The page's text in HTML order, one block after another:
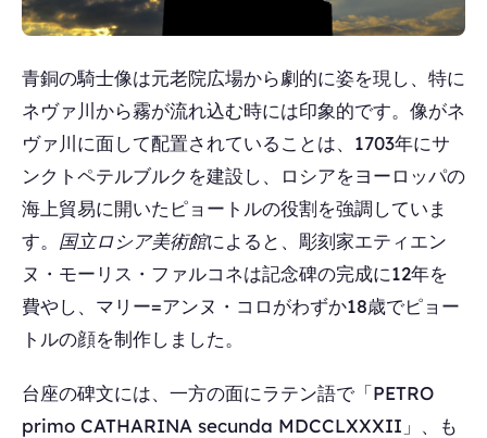
青銅の騎士像は元老院広場から劇的に姿を現し、特に
ネヴァ川から霧が流れ込む時には印象的です。像がネ
ヴァ川に面して配置されていることは、1703年にサ
ンクトペテルブルクを建設し、ロシアをヨーロッパの
海上貿易に開いたピョートルの役割を強調していま
す。 国立ロシア美術館によると、彫刻家エティエン
ヌ・モーリス・ファルコネは記念碑の完成に12年を
費やし、マリー=アンヌ・コロがわずか18歳でピョー
トルの顔を制作しました。
台座の碑文には、一方の面にラテン語で「PETRO
primo CATHARINA secunda MDCCLXXXII」、も